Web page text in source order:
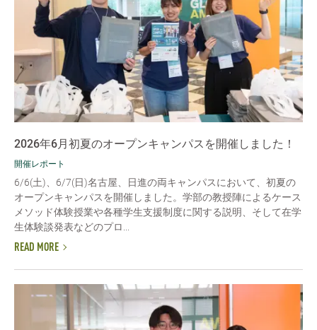
2026年6月初夏のオープンキャンパスを開催しました！
開催レポート
6/6(土)、6/7(日)名古屋、日進の両キャンパスにおいて、初夏の
オープンキャンパスを開催しました。学部の教授陣によるケース
メソッド体験授業や各種学生支援制度に関する説明、そして在学
生体験談発表などのプロ...
READ MORE